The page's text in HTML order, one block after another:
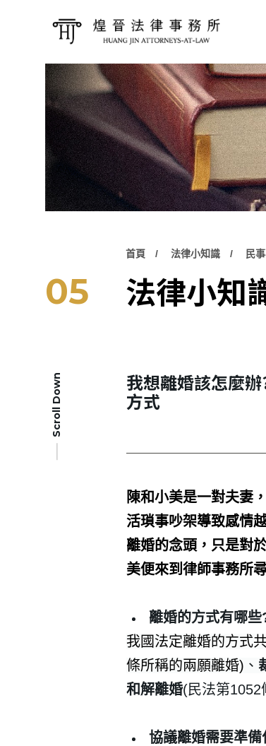
05
首頁 法律小知識 民
法律小知
Scroll Down 我想離婚該怎麼
方式
陳和小美是一對夫妻
活瑣事吵架導致感情
離婚的念頭，只是對
美便來到律師事務所
離婚的方式有哪些
我國法定離婚的方式
條所稱的兩願離婚) 、
和解離婚(民法第1052
協議離婚需要準備